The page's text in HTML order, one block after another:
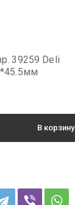
39259 Deli
В корзину